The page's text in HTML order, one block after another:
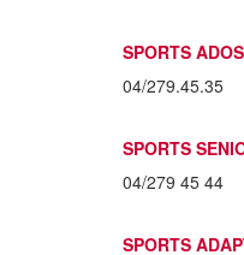
SPORTS ADOS
04/279.45.35
SPORTS
04/279 45 44
SPORTS